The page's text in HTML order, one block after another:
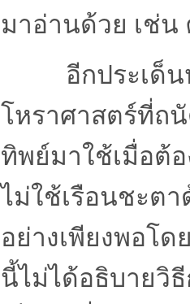
มาอ่านด้วย เช่น
อีกประเด็
โหราศาสตร์ที่ถนั
ทิพย์มาใช้เมื่อต้
ไม่ใช้เรือนชะต
อย่างเพียงพอโด
นี้ไม่ได้อธิบายวิ